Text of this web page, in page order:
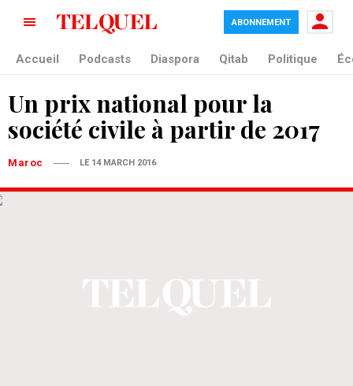
ABONNEMENT
Accueil Podcasts Diaspora Qitab Politique
Un prix national pour la
société civile à partir de 2017
Maroc LE 14 MARCH 2016